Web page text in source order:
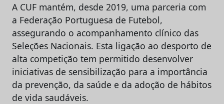
A CUF mantém, desde 2019, uma parceria com
a Federação Portuguesa de Futebol,
assegurando o acompanhamento clínico das
Seleções Nacionais. Esta ligação ao desporto de
alta competição tem permitido desenvolver
iniciativas de sensibilização para a importância
da prevenção, da saúde e da adoção de hábitos
de vida saudáveis.